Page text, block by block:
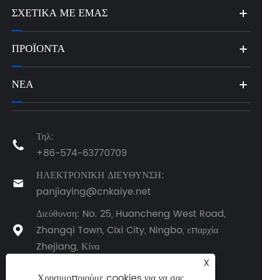
ΣΧΕΤΙΚΆ ΜΕ ΕΜΆΣ
ΠΡΟΪΌΝΤΑ
ΝΈΑ

Τηλ:
+86-574-63770709

ΗΛΕΚΤΡΟΝΙΚΗ ΔΙΕΥΘΥΝΣΗ:
panjiaying@cnkaiye.net

Διεύθυνση: No. 25, Huancheng West Road,
Zhangqi Town, Cixi City, Ningbo, επαρχία
Zhejiang, Κίνα
X